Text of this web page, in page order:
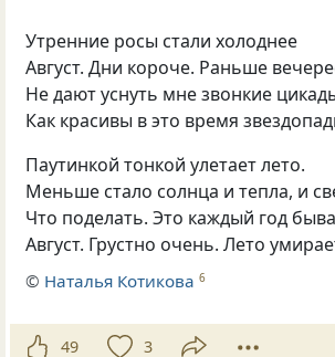
Утренние росы стали холоднее
Август. Дни короче. Раньше
Не дают уснуть мне звонкие
Как красивы в это время
Паутинкой тонкой улетает лето.
Меньше стало солнца и тепла, и
Что поделать. Это каждый год
Август. Грустно очень. Лето
© Наталья Котикова 6
49 3